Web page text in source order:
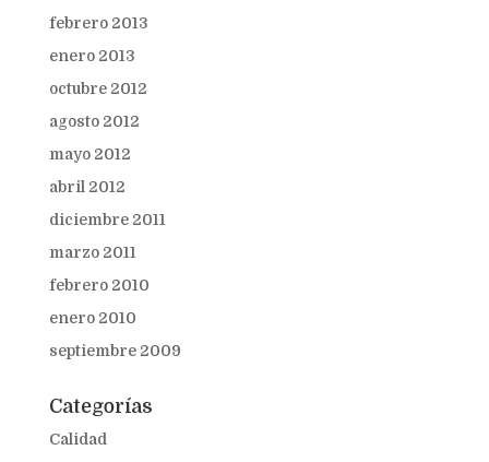
febrero 2013
enero 2013
octubre 2012
agosto 2012
mayo 2012
abril 2012
diciembre 2011
marzo 2011
febrero 2010
enero 2010
septiembre 2009
Categorías
Calidad